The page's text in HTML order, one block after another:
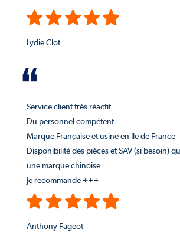
Lydie Clot
Service client très réactif
Du personnel compétent
Marque Française et usine en Ile de France
Disponibilité des pièces et SAV (si besoin)
une marque chinoise
Je recommande +++
Anthony Fageot